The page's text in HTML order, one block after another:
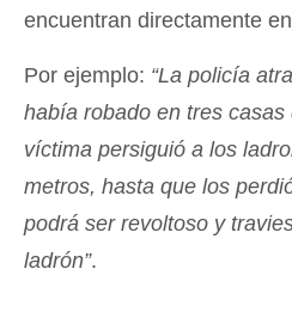
encuentran directamente
Por ejemplo: “La policía
había robado en tres casas
víctima persiguió a los
metros, hasta que los
podrá ser revoltoso y
ladrón”.